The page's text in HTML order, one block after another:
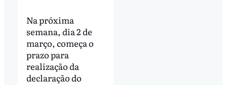
Na próxima
semana, dia 2 de
março, começa o
prazo para
realização da
declaração do